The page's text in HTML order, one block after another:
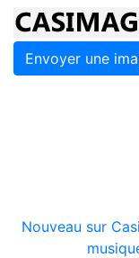
Envoyer une
Nouveau sur